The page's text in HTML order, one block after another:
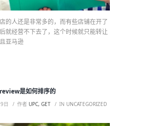
的人还是非常多的，而有些店铺在开了
就经营不下去了，这个时候就只能转让
亚马逊
是如何排序的
日 作者 UPC, GET IN UNCATEGORIZED